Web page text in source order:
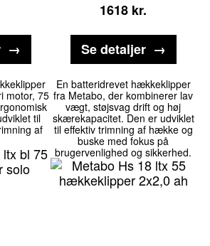
1618 kr.
Se detaljer
motor, 75
til
af
En batteridrevet hækkeklipper
fra Metabo, der kombinerer lav
vægt, støjsvag drift og høj
skærekapacitet. Den er udviklet
til effektiv trimning af hække og
buske med fokus på
brugervenlighed og sikkerhed.